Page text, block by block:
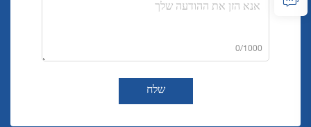
0/1000
שלח